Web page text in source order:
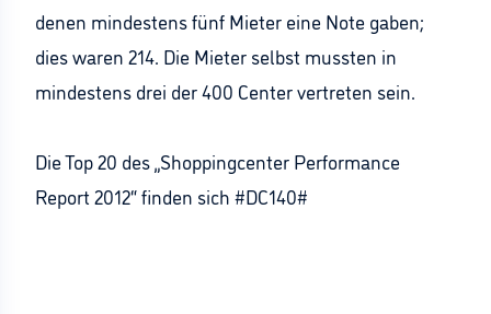
denen mindestens fünf Mieter eine Note gaben;
dies waren 214. Die Mieter selbst mussten in
mindestens drei der 400 Center vertreten sein.
Die Top 20 des „Shoppingcenter Performance
Report 2012“ finden sich #DC140#